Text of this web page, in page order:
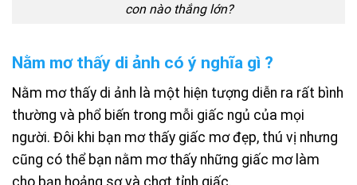
con nào thắng lớn?
Nằm mơ thấy di ảnh có ý nghĩa gì ?
Nằm mơ thấy di ảnh là một hiện tượng diễn ra rất bình
thường và phổ biến trong mỗi giấc ngủ của mọi
người. Đôi khi bạn mơ thấy giấc mơ đẹp, thú vị nhưng
cũng có thể bạn nằm mơ thấy những giấc mơ làm
cho bạn hoảng sợ và chợt tỉnh giấc.